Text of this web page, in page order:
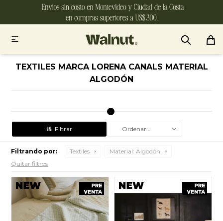

TEXTILES MARCA LORENA CANALS MATERIAL
ALGODÓN
Recomendados
Filtrando por: Textiles Material: Algodón
Quitar filtros